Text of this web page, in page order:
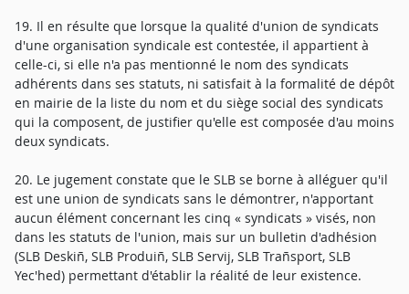
19. Il en résulte que lorsque la qualité d'union de syndicats
d'une organisation syndicale est contestée, il appartient à
celle-ci, si elle n'a pas mentionné le nom des syndicats
adhérents dans ses statuts, ni satisfait à la formalité de dépôt
en mairie de la liste du nom et du siège social des syndicats
qui la composent, de justifier qu'elle est composée d'au moins
deux syndicats.
20. Le jugement constate que le SLB se borne à alléguer qu'il
est une union de syndicats sans le démontrer, n'apportant
aucun élément concernant les cinq « syndicats » visés, non
dans les statuts de l'union, mais sur un bulletin d'adhésion
(SLB Deskiñ, SLB Produiñ, SLB Servij, SLB Trañsport, SLB
Yec'hed) permettant d'établir la réalité de leur existence.